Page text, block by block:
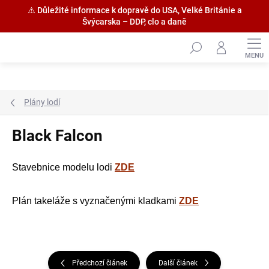
Plány lodí
Black Falcon
Stavebnice modelu lodi ZDE
Plán takeláže s vyznačenými kladkami ZDE
Předchozí článek Další článek
⚠️ Důležité informace k dopravě do USA, Velké Británie a
Švýcarska – DDP, clo a daně